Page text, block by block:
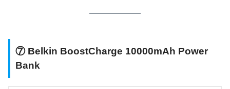
⑦ Belkin BoostCharge 10000mAh Power
Bank